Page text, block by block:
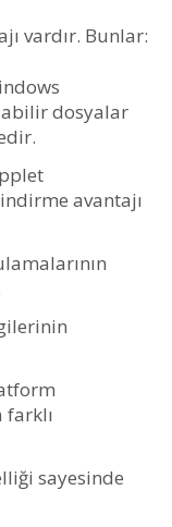
vardır. Bunlar:
dosyalar
avantajı
farklı
sayesinde